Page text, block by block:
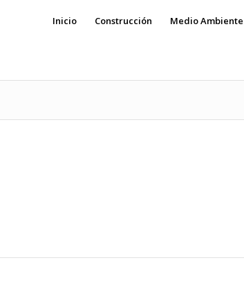
Inicio Construcción Medio Ambiente